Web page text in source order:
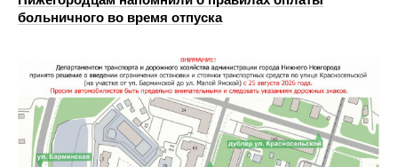
больничного во время отпуска